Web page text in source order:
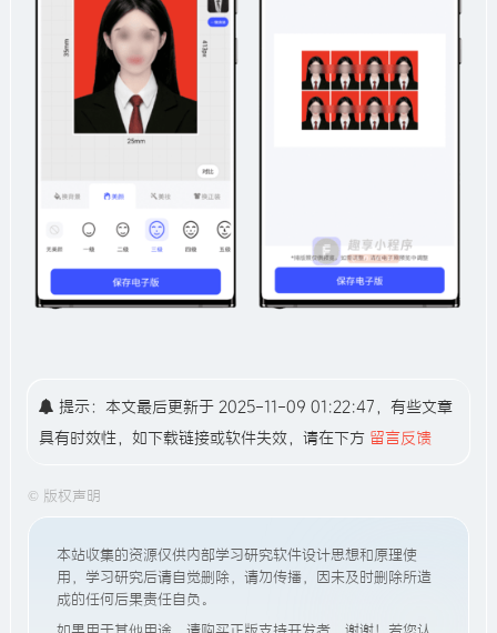
提示：本文最后更新于 2025-11-09 01:22:47，有些文章
具有时效性，如下载链接或软件失效，请在下方 留言反馈
© 版权声明
本站收集的资源仅供内部学习研究软件设计思想和原理使
用，学习研究后请自觉删除，请勿传播，因未及时删除所造
成的任何后果责任自负。